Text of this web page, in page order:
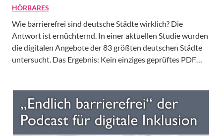
HÖRBARES
Wie barrierefrei sind deutsche Städte wirklich? Die
Antwort ist ernüchternd. In einer aktuellen Studie wurden
die digitalen Angebote der 83 größten deutschen Städte
untersucht. Das Ergebnis: Kein einziges geprüftes PDF…